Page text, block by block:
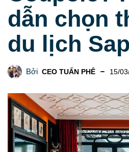
dẫn chọn
du lịch
Bởi CEO TUẤN PHÊ 15/